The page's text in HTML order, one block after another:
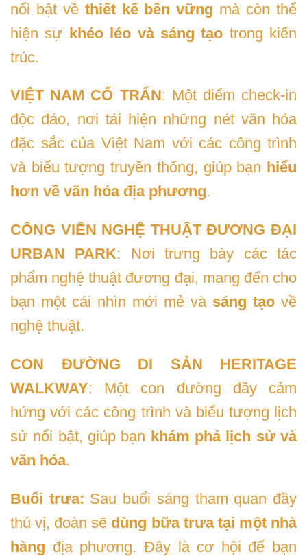
nổi bật về thiết kế bền vững mà còn thể
hiện sự khéo léo và sáng tạo trong kiến
trúc.
VIỆT NAM CỔ TRẤN: Một điểm check-in
độc đáo, nơi tái hiện những nét văn hóa
đặc sắc của Việt Nam với các công trình
và biểu tượng truyền thống, giúp bạn hiểu
hơn về văn hóa địa phương.
CÔNG VIÊN NGHỆ THUẬT ĐƯƠNG ĐẠI
URBAN PARK: Nơi trưng bày các tác
phẩm nghệ thuật đương đại, mang đến cho
bạn một cái nhìn mới mẻ và sáng tạo về
nghệ thuật.
CON ĐƯỜNG DI SẢN HERITAGE
WALKWAY: Một con đường đầy cảm
hứng với các công trình và biểu tượng lịch
sử nổi bật, giúp bạn khám phá lịch sử và
văn hóa.
Buổi trưa: Sau buổi sáng tham quan đầy
thú vị, đoàn sẽ dùng bữa trưa tại một nhà
hàng địa phương. Đây là cơ hội để bạn